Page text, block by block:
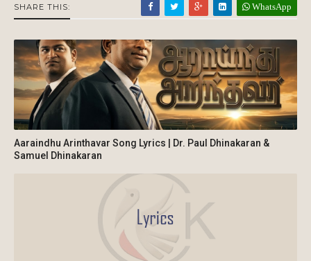
SHARE THIS: WhatsApp
Aaraindhu Arinthavar Song Lyrics | Dr. Paul Dhinakaran &
Samuel Dhinakaran